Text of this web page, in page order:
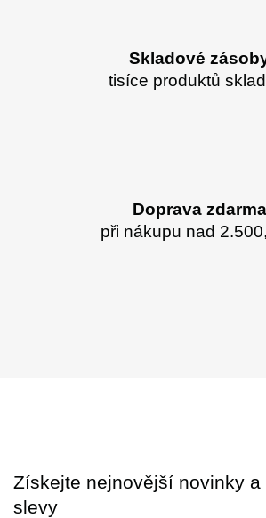
Skladové
tisíce produktů
Doprava zdarma
při nákupu nad
Získejte nejnovější novinky
slevy